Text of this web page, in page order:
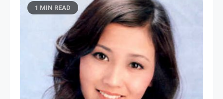
1 MIN READ